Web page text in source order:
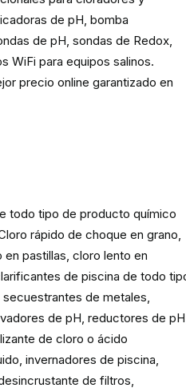
de pH, bomba
de pH, sondas de Redox,
WiFi para equipos salinos.
precio online garantizado en
todo tipo de producto químico
rápido de choque en grano,
pastillas, cloro lento en
de piscina de todo
de metales,
de pH, reductores de
de cloro o ácido
invernadores de piscina,
de filtros,